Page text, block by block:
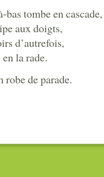
bas tombe en cascade,
aux doigts,
d’autrefois,
la rade.
de parade.